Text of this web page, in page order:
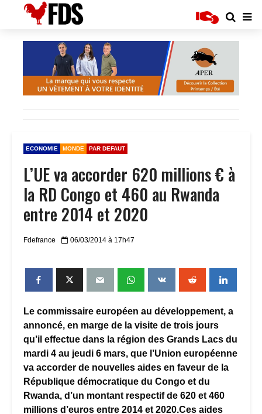
ECONOMIE MONDE PAR DEFAUT
L’UE va accorder 620 millions € à
la RD Congo et 460 au Rwanda
entre 2014 et 2020
Fdefrance 06/03/2014 à 17h47
Le commissaire européen au développement, a
annoncé, en marge de la visite de trois jours
qu’il effectue dans la région des Grands Lacs du
mardi 4 au jeudi 6 mars, que l’Union européenne
va accorder de nouvelles aides en faveur de la
République démocratique du Congo et du
Rwanda, d’un montant respectif de 620 et 460
millions d’euros entre 2014 et 2020.Ces aides